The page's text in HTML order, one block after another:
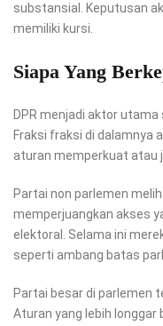
substansial. Keputusan
memiliki kursi.
Siapa Yang
DPR menjadi aktor
Fraksi fraksi di dalamnya
aturan memperkuat atau
Partai non parlemen
memperjuangkan akses
elektoral. Selama ini
seperti ambang batas
Partai besar di parlemen
Aturan yang lebih longgar